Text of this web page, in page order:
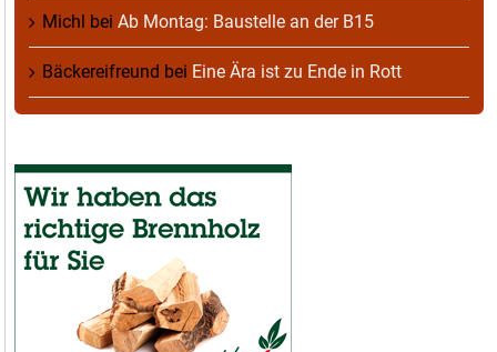
Michl bei Ab Montag: Baustelle an der B15
Bäckereifreund bei Eine Ära ist zu Ende in Rott